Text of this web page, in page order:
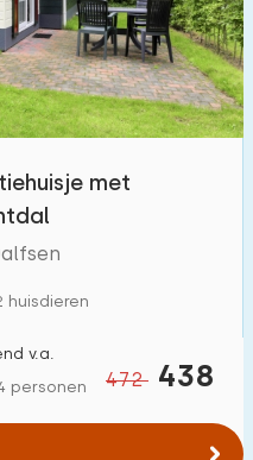
10
1
0
met
huisdieren
472 438
v.a.
personen